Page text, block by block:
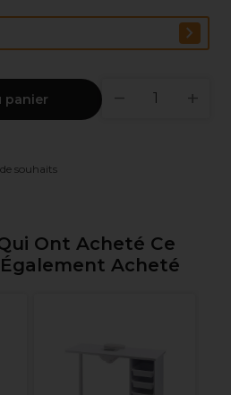
panier
souhaits
Ont Acheté Ce
Acheté